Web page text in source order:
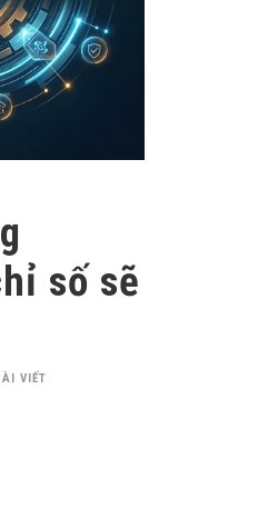
số sẽ
VIẾT